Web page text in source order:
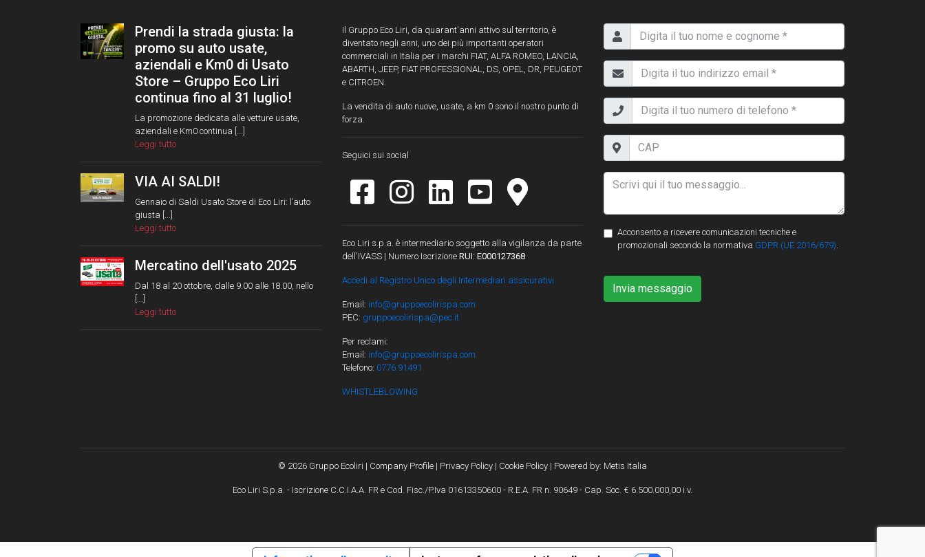
Prendi la strada giusta: la
promo su auto usate,
aziendali e Km0 di Usato
Store – Gruppo Eco Liri
continua fino al 31 luglio!
La promozione dedicata alle vetture usate,
aziendali e Km0 continua [...]
Leggi tutto
VIA AI SALDI!
Gennaio di Saldi Usato Store di Eco Liri: l’auto
giusta [...]
Leggi tutto
Mercatino dell'usato 2025
Dal 18 al 20 ottobre, dalle 9.00 alle 18.00, nello
Leggi tutto
Il Gruppo Eco Liri, da quarant'anni attivo sul territorio, è
diventato negli anni, uno dei più importanti operatori
commerciali in Italia per i marchi FIAT, ALFA ROMEO, LANCIA,
ABARTH, JEEP, FIAT PROFESSIONAL, DS, OPEL, DR, PEUGEOT
e CITROEN.
La vendita di auto nuove, usate, a km 0 sono il nostro punto di
forza.
Seguici sui social
Eco Liri s.p.a. è intermediario soggetto alla vigilanza da parte
dell'IVASS | Numero Iscrizione RUI: E000127368
Accedi al Registro Unico degli Intermediari assicurativi
Email: info@gruppoecolirispa.com
PEC: gruppoecolirispa@pec.it
Per reclami:
Email: info@gruppoecolirispa.com
Telefono: 0776.91491
WHISTLEBLOWING
Acconsento a ricevere comunicazioni tecniche e
promozionali secondo la normativa GDPR (UE 2016/679)
Invia messaggio
© 2026 Gruppo Ecoliri | Company Profile | Privacy Policy | Cookie Policy | Powered by: Metis Italia
Eco Liri S.p.a. - Iscrizione C.C.I.A.A. FR e Cod. Fisc./P.Iva 01613350600 - R.E.A. FR n. 90649 - Cap. Soc. € 6.500.000,00 i.v.